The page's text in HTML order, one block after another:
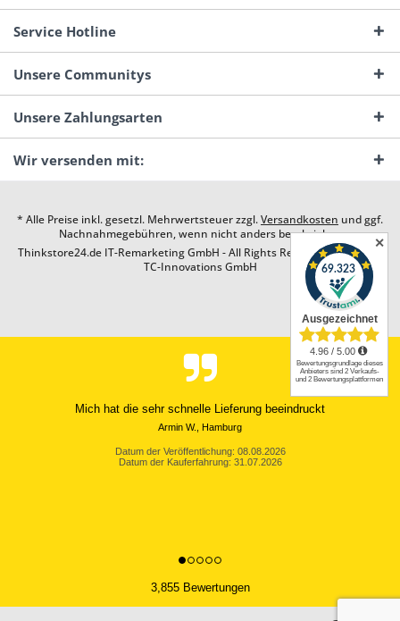
Service Hotline
Unsere Communitys
Unsere Zahlungsarten
Wir versenden mit:
* Alle Preise inkl. gesetzl. Mehrwertsteuer zzgl.Versandkosten und ggf.
Nachnahmegebühren, wenn nicht anders beschrieben
Thinkstore24.de IT-Remarketing GmbH - All Rights Reserved. Design by
TC-Innovations GmbH
Mich hat die sehr schnelle Lieferung beeindruckt
Armin W., Hamburg
Datum der Veröffentlichung: 08.08.2026
Datum der Kauferfahrung: 31.07.2026
3,855 Bewertungen
✕